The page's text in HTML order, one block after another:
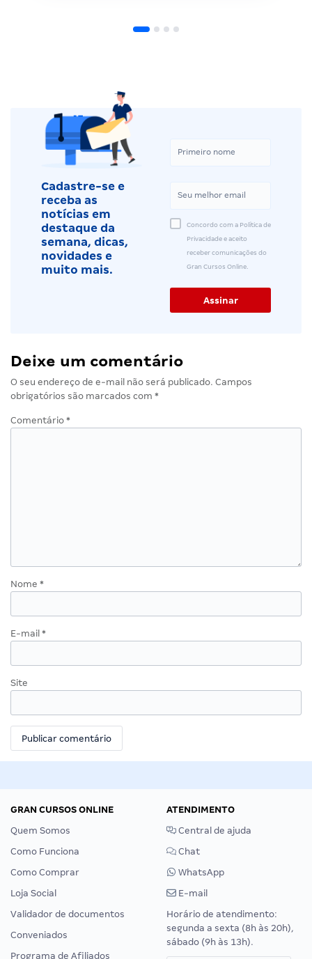
Cadastre-se e
receba as
notícias em
destaque da
semana, dicas,
novidades e
muito mais.
Concordo com a Política de
Privacidade e aceito
receber comunicações do
Gran Cursos Online.
Deixe um comentário
O seu endereço de e-mail não será publicado. Campos
obrigatórios são marcados com *
Comentário *
Nome *
E-mail *
Site
GRAN CURSOS ONLINE
Quem Somos
Como Funciona
Como Comprar
Loja Social
Validador de documentos
Conveniados
Programa de Afiliados
ATENDIMENTO
Central de ajuda
Chat
WhatsApp
E-mail
Horário de atendimento:
segunda a sexta (8h às 20h),
sábado (9h às 13h).